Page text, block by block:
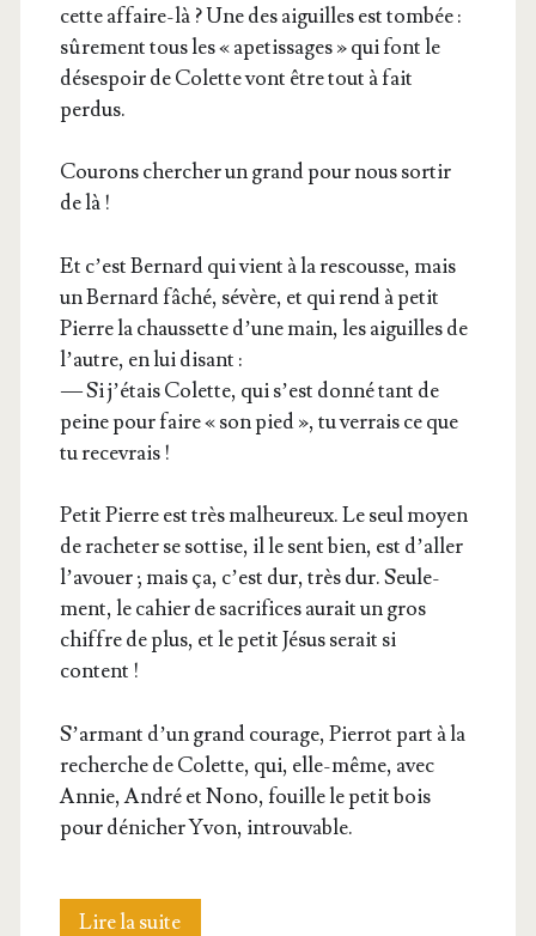
cette affaire-là ? Une des aiguilles est tom­bée :
sûre­ment tous les « ape­tis­sages » qui font le
déses­poir de Colette vont être tout à fait
perdus.
Cou­rons cher­cher un grand pour nous sor­tir
de là !
Et c’est Ber­nard qui vient à la res­cousse, mais
un Ber­nard fâché, sévère, et qui rend à petit
Pierre la chaus­sette d’une main, les aiguilles de
l’autre, en lui disant :
— Si j’étais Colette, qui s’est don­né tant de
peine pour faire « son pied », tu ver­rais ce que
tu recevrais !
Petit Pierre est très mal­heu­reux. Le seul moyen
de rache­ter se sot­tise, il le sent bien, est d’aller
l’avouer ; mais ça, c’est dur, très dur. Seule­
ment, le cahier de sacri­fices aurait un gros
chiffre de plus, et le petit Jésus serait si
content !
S’armant d’un grand cou­rage, Pier­rot part à la
recherche de Colette, qui, elle-même, avec
Annie, André et Nono, fouille le petit bois
pour déni­cher Yvon, introuvable.
Lire la suiteL’Offertoire